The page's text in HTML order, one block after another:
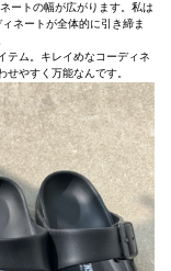
ートの幅が広がります。私は
ネートが全体的に引き締ま
テム。キレイめなコーディネ
やすく万能なんです。